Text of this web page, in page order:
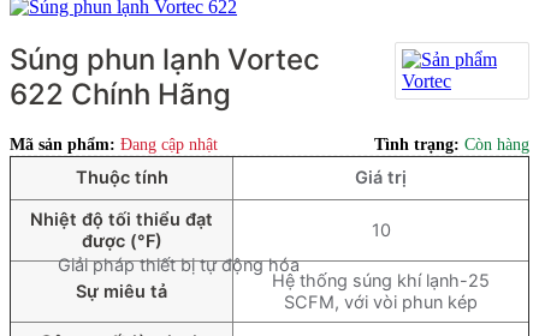
Giải pháp thiết bị tự động hóa
Súng phun lạnh Vortec
622 Chính Hãng
Mã sản phẩm: Đang cập nhật Tình trạng: Còn hàng
Thuộc tính
Giá trị
Nhiệt độ tối thiểu đạt
được (°F)
10
Sự miêu tả
Hệ thống súng khí lạnh-25
SCFM, với vòi phun kép